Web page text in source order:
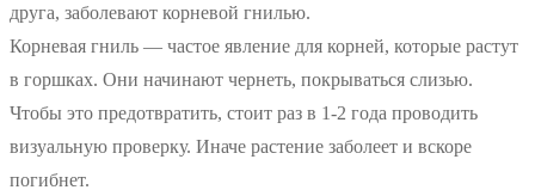
друга, заболевают корневой гнилью.
Корневая гниль — частое явление для корней, которые растут
в горшках. Они начинают чернеть, покрываться слизью.
Чтобы это предотвратить, стоит раз в 1-2 года проводить
визуальную проверку. Иначе растение заболеет и вскоре
погибнет.